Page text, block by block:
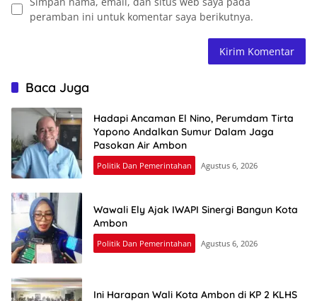
peramban ini untuk komentar saya berikutnya.
Baca Juga
Hadapi Ancaman El Nino, Perumdam Tirta
Yapono Andalkan Sumur Dalam Jaga
Pasokan Air Ambon
Politik Dan Pemerintahan Agustus 6, 2026
Wawali Ely Ajak IWAPI Sinergi Bangun Kota
Ambon
Politik Dan Pemerintahan Agustus 6, 2026
Ini Harapan Wali Kota Ambon di KP 2 KLHS